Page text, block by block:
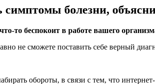
симптомы болезни,
то беспокоит в работе вашего
не сможете поставить себе верный
обороты, в связи с тем, что